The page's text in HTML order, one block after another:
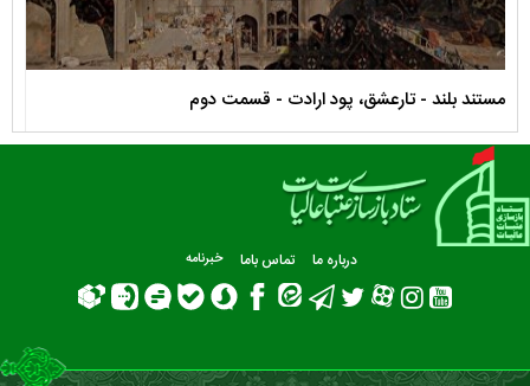
مستند بلند - تارعشق، پود ارادت - قسمت دوم
درباره ما تماس باما خبرنامه